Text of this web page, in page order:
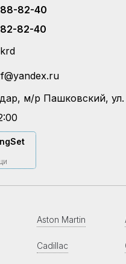
82-40
82-40
м/р Пашковский, ул.
Aston Martin
Cadillac